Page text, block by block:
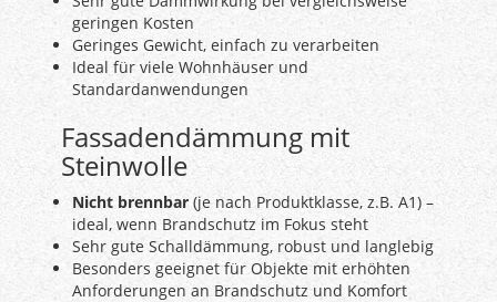
geringen Kosten
Geringes Gewicht, einfach zu verarbeiten
Ideal für viele Wohnhäuser und
Standardanwendungen
Fassadendämmung mit
Steinwolle
Nicht brennbar (je nach Produktklasse, z.B. A1) –
ideal, wenn Brandschutz im Fokus steht
Sehr gute Schalldämmung, robust und langlebig
Besonders geeignet für Objekte mit erhöhten
Anforderungen an Brandschutz und Komfort